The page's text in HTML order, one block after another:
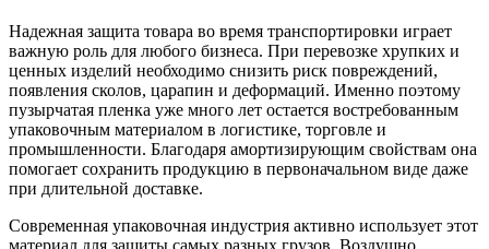
Надежная защита товара во время транспортировки играет
важную роль для любого бизнеса. При перевозке хрупких и
ценных изделий необходимо снизить риск повреждений,
появления сколов, царапин и деформаций. Именно поэтому
пузырчатая пленка уже много лет остается востребованным
упаковочным материалом в логистике, торговле и
промышленности. Благодаря амортизирующим свойствам она
помогает сохранить продукцию в первоначальном виде даже
при длительной доставке.
Современная упаковочная индустрия активно использует этот
материал для защиты самых разных грузов. Воздушно